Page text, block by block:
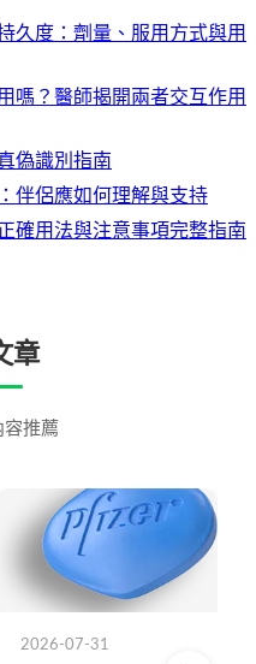
久度：劑量、服用方式與用
嗎？醫師揭開兩者交互作用
偽識別指南
伴侶應如何理解與支持
確用法與注意事項完整指南
章
容推薦
2026-07-31